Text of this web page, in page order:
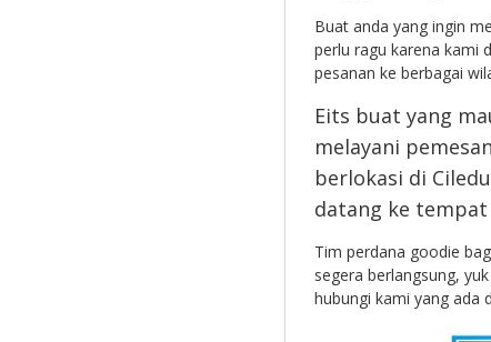
Buat anda yang ingin
perlu ragu karena kami
pesanan ke berbagai
Eits buat yang
melayani
berlokasi di
datang ke tempat
Tim perdana goodie
segera berlangsung,
hubungi kami yang ada